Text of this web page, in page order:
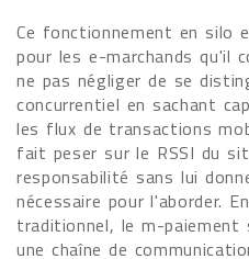
Ce fonctionnement en
pour les e-marchands qu'il
ne pas négliger de se
concurrentiel en sachant
les flux de transactions
fait peser sur le RSSI du
responsabilité sans lui
nécessaire pour l'aborder.
traditionnel, le m-
une chaîne de